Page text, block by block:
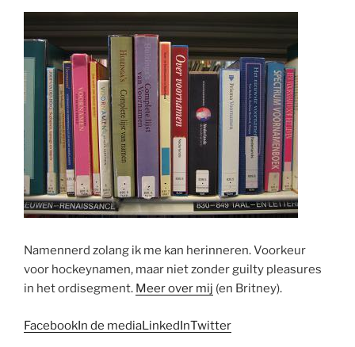
Namennerd zolang ik me kan herinneren. Voorkeur
voor hockeynamen, maar niet zonder guilty pleasures
in het ordisegment. Meer over mij (en Britney).
FacebookIn de mediaLinkedInTwitter